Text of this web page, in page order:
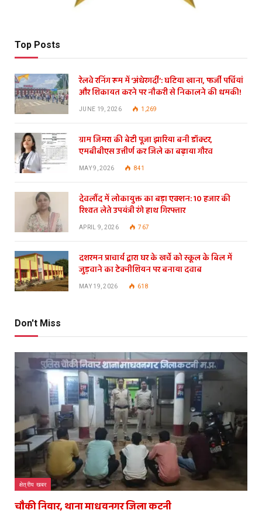
Top Posts
रेलवे रनिंग रूम में ‘अंधेरगर्दी’: घटिया खाना, फर्जी पर्चियां
और शिकायत करने पर नौकरी से निकालने की धमकी!
JUNE 19, 2026 1,269
ग्राम जिमरा की बेटी पूजा झारिया बनी डॉक्टर,
एमबीबीएस उत्तीर्ण कर जिले का बढ़ाया गौरव
MAY 9, 2026 841
देवलौंद में लोकायुक्त का बड़ा एक्शन: 10 हजार की
रिश्वत लेते उपयंत्री रंगे हाथ गिरफ्तार
APRIL 9, 2026 767
दशरमन प्राचार्य द्वारा घर के खर्चे को स्कूल के बिल में
जुड़वाने का टेक्नीशियन पर बनाया दवाब
MAY 19, 2026 618
Don't Miss
क्षेत्रीय खबर
चौकी निवार, थाना माधवनगर जिला कटनी